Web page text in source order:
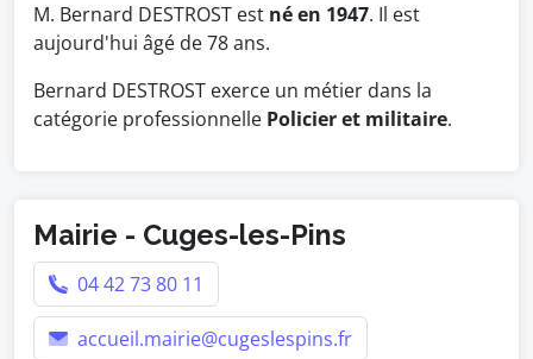
M. Bernard DESTROST est né en 1947. Il est
aujourd'hui âgé de 78 ans.
Bernard DESTROST exerce un métier dans la
catégorie professionnelle Policier et militaire.
Mairie - Cuges-les-Pins
04 42 73 80 11
accueil.mairie@cugeslespins.fr